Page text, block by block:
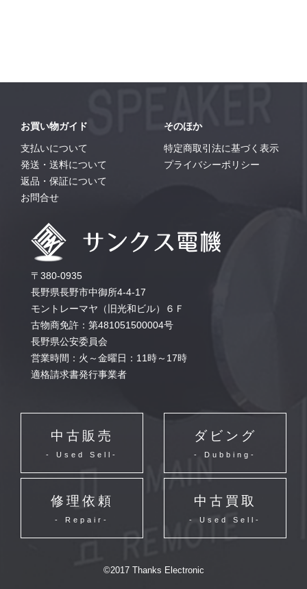
お買い物ガイド
支払いについて
発送・送料について
返品・保証について
お問合せ
そのほか
特定商取引法に基づく表示
プライバシーポリシー
〒380-0935
長野県長野市中御所4-4-17
モントレーマヤ（旧光和ビル）６Ｆ
古物商免許：第481051500004号
長野県公安委員会
営業時間：火～金曜日：11時～17時
適格請求書発行事業者
中古販売
- Used Sell-
ダビング
- Dubbing-
修理依頼
- Repair-
中古買取
- Used Sell-
©2017 Thanks Electronic